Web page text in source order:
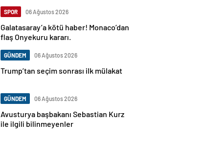
SPOR 06 Ağustos 2026
Galatasaray’a kötü haber! Monaco’dan
flaş Onyekuru kararı.
GÜNDEM 06 Ağustos 2026
Trump’tan seçim sonrası ilk mülakat
GÜNDEM 06 Ağustos 2026
Avusturya başbakanı Sebastian Kurz
ile ilgili bilinmeyenler